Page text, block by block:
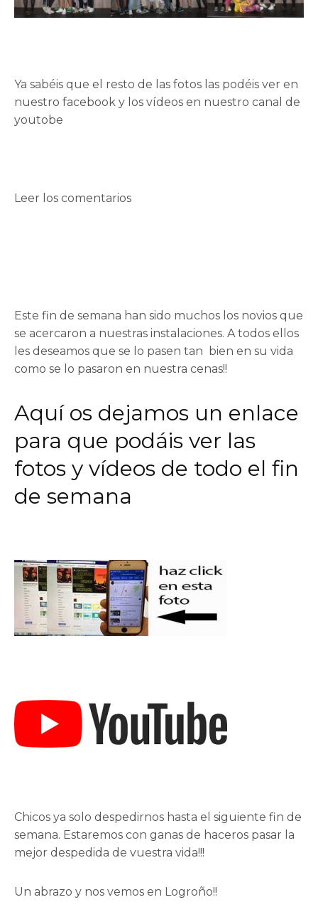
Ya sabéis que el resto de las fotos las podéis ver en
nuestro facebook y los vídeos en nuestro canal de
youtobe
Leer los comentarios
Este fin de semana han sido muchos los novios que
se acercaron a nuestras instalaciones. A todos ellos
les deseamos que se lo pasen tan bien en su vida
como se lo pasaron en nuestra cenas!!
Aquí os dejamos un enlace
para que podáis ver las
fotos y vídeos de todo el fin
de semana
Chicos ya solo despedirnos hasta el siguiente fin de
semana. Estaremos con ganas de haceros pasar la
mejor despedida de vuestra vida!!!
Un abrazo y nos vemos en Logroño!!